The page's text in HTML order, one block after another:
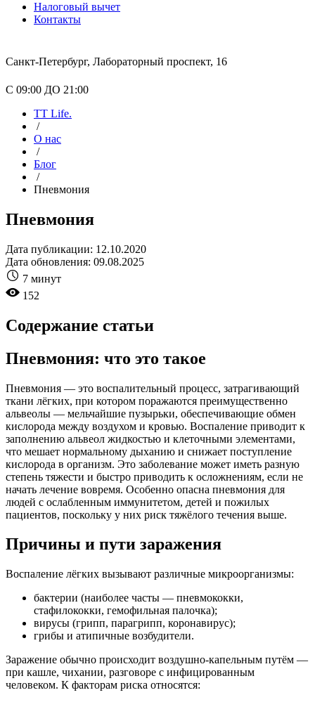
Налоговый вычет
Контакты
Санкт-Петербург, Лабораторный проспект, 16
С 09:00 ДО 21:00
TT Life.
/
О нас
/
Блог
/
Пневмония
Пневмония
Дата публикации: 12.10.2020
Дата обновления: 09.08.2025
7 минут
152
Содержание статьи
Пневмония: что это такое
Пневмония — это воспалительный процесс, затрагивающий
ткани лёгких, при котором поражаются преимущественно
альвеолы — мельчайшие пузырьки, обеспечивающие обмен
кислорода между воздухом и кровью. Воспаление приводит к
заполнению альвеол жидкостью и клеточными элементами,
что мешает нормальному дыханию и снижает поступление
кислорода в организм. Это заболевание может иметь разную
степень тяжести и быстро приводить к осложнениям, если не
начать лечение вовремя. Особенно опасна пневмония для
людей с ослабленным иммунитетом, детей и пожилых
пациентов, поскольку у них риск тяжёлого течения выше.
Причины и пути заражения
Воспаление лёгких вызывают различные микроорганизмы:
бактерии (наиболее часты — пневмококки,
стафилококки, гемофильная палочка);
вирусы (грипп, парагрипп, коронавирус);
грибы и атипичные возбудители.
Заражение обычно происходит воздушно-капельным путём —
при кашле, чихании, разговоре с инфицированным
человеком. К факторам риска относятся: